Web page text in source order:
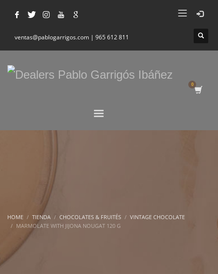
ventas@pablogarrigos.com | 965 612 811
HOME TIENDA CHOCOLATES & FRUITÉS
VINTAGE CHOCOLATE
MARMOLATE WITH JIJONA NOUGAT 120 G